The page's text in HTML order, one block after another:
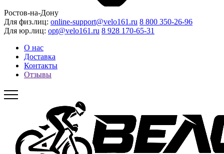
Ростов-на-Дону
Для физ.лиц: online-support@velo161.ru 8 800 350-26-96
Для юр.лиц: opt@velo161.ru 8 928 170-65-31
О нас
Доставка
Контакты
Отзывы